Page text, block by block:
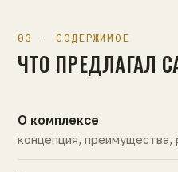
03 · СОДЕРЖИМОЕ
ЧТО ПРЕДЛАГАЛ
О комплексе
концепция, преимущества,